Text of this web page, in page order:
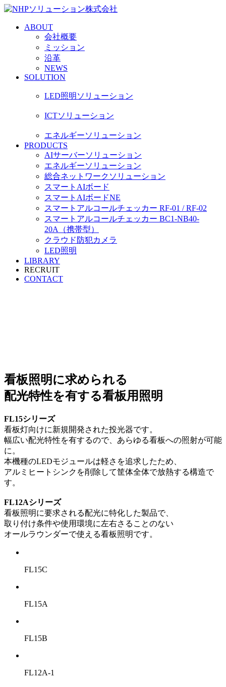
ABOUT
会社概要
ミッション
沿革
NEWS
SOLUTION
LED照明ソリューション
ICTソリューション
エネルギーソリューション
PRODUCTS
AIサーバーソリューション
エネルギーソリューション
総合ネットワークソリューション
スマートAIボード
スマートAIボードNE
スマートアルコールチェッカー RF-01 / RF-02
スマートアルコールチェッカー BC1-NB40-
20A（携帯型）
クラウド防犯カメラ
LED照明
LIBRARY
RECRUIT
CONTACT
看板照明に求められる
配光特性を有する看板用照明
FL15シリーズ
看板灯向けに新規開発された投光器です。
幅広い配光特性を有するので、あらゆる看板への照射が可能
に。
本機種のLEDモジュールは軽さを追求したため、
アルミヒートシンクを削除して筐体全体で放熱する構造で
す。
FL12Aシリーズ
看板照明に要求される配光に特化した製品で、
取り付け条件や使用環境に左右さることのない
オールラウンダーで使える看板照明です。
FL15C
FL15A
FL15B
FL12A-1